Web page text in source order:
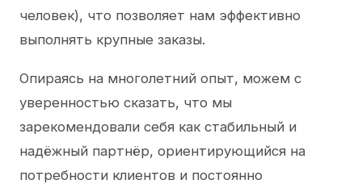
человек), что позволяет нам эффективно
выполнять крупные заказы.
Опираясь на многолетний опыт, можем с
уверенностью сказать, что мы
зарекомендовали себя как стабильный и
надёжный партнёр, ориентирующийся на
потребности клиентов и постоянно